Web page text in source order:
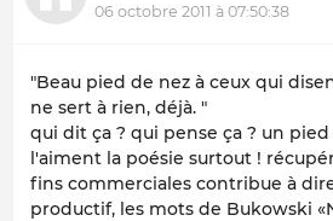
06 octobre 2011 à 07:50:38
"Beau pied de nez à ceux qui
ne sert à rien, déjà. "
qui dit ça ? qui pense ça ? un pied
l'aiment la poésie surtout !
fins commerciales contribue à
productif, les mots de Bukowski